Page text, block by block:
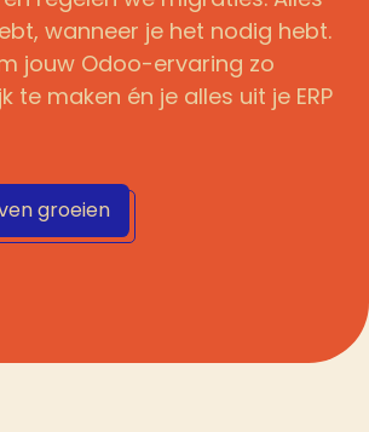
wanneer je het nodig hebt.
jouw Odoo-ervaring zo
te maken én je alles uit je ERP
groeien